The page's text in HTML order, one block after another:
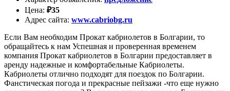
Цена: ₽35
Адрес сайта: www.cabriobg.ru
Если Вам необходим Прокат кабриолетов в Болгарии, то
обращайтесь к нам Успешная и проверенная временем
компания Прокат кабриолетов в Болгарии предоставляет в
аренду надежные и комфортабельные Кабриолеты.
Кабриолеты отлично подходят для поездок по Болгарии.
Фанстическая погода и прекрасные пейзажи -что еще нужно